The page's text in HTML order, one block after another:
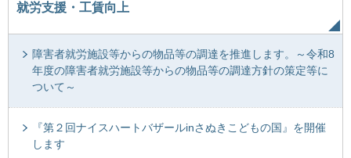
就労支援・工賃向上
障害者就労施設等からの物品等の調達を推進します。～令和8
年度の障害者就労施設等からの物品等の調達方針の策定等に
ついて～
『第２回ナイスハートバザールinさぬきこどもの国』を開催
します